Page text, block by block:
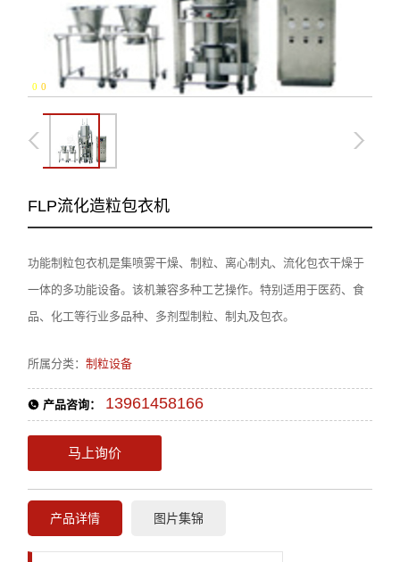
0 -0
FLP流化造粒包衣机
功能制粒包衣机是集喷雾干燥、制粒、离心制丸、流化包衣干燥于
一体的多功能设备。该机兼容多种工艺操作。特别适用于医药、食
品、化工等行业多品种、多剂型制粒、制丸及包衣。
所属分类：制粒设备
产品咨询： 13961458166
马上询价
产品详情 图片集锦